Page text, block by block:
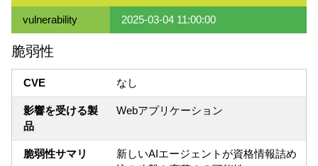
vulnerability 2025-03-04 11:00:00
脆弱性
CVE なし
影響を受ける製
品
Webアプリケーション
脆弱性サマリ
新しいAIエージェントが資格情報詰め